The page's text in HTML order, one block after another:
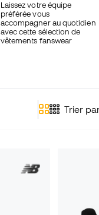
Laissez votre équipe
préférée vous
accompagner au quotidien
avec cette sélection de
vêtements fanswear
Trier